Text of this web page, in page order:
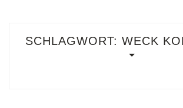
SCHLAGWORT: WECK